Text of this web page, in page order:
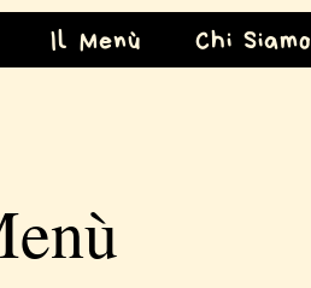
Il Menù Chi Siamo